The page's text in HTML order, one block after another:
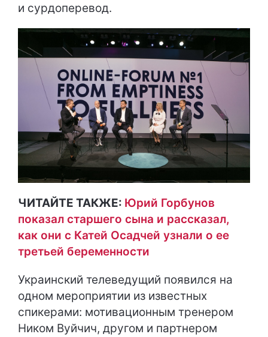
и сурдоперевод.
ЧИТАЙТЕ ТАКЖЕ: Юрий Горбунов
показал старшего сына и рассказал,
как они с Катей Осадчей узнали о ее
третьей беременности
Украинский телеведущий появился на
одном мероприятии из известных
спикерами: мотивационным тренером
Ником Вуйчич, другом и партнером